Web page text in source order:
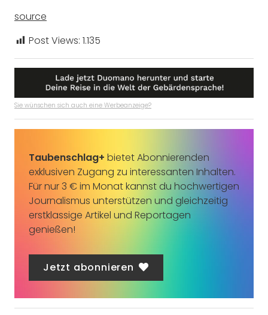
source
Post Views: 1.135
Sie wünschen sich auch eine Werbeanzeige?
Taubenschlag+ bietet Abonnierenden
exklusiven Zugang zu interessanten Inhalten.
Für nur 3 € im Monat kannst du hochwertigen
Journalismus unterstützen und gleichzeitig
erstklassige Artikel und Reportagen
genießen!
Jetzt abonnieren